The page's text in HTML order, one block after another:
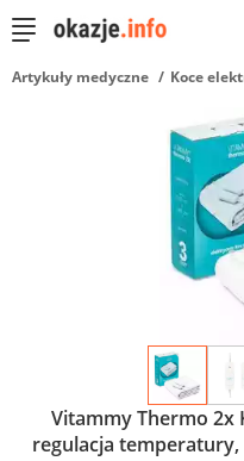
Artykuły medyczne Koce
Vitammy Thermo 2x
regulacja